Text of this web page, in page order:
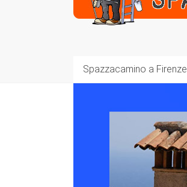
Spazzacamino a Firenze